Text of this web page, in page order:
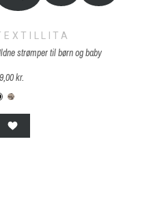
strømper til børn og baby
kr.
F-sortF-beige med får